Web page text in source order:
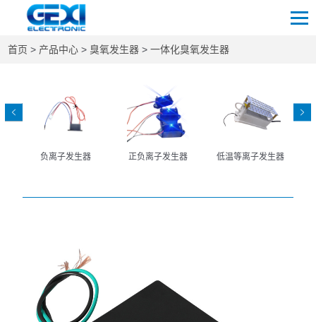
首页 > 产品中心 > 臭氧发生器 >一体化臭氧发生器
负离子发生器 正负离子发生器 低温等离子发生器